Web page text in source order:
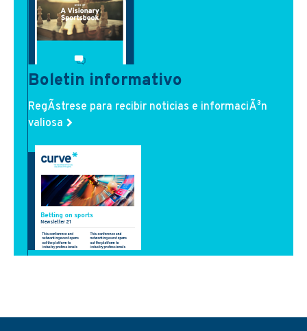
Boletin informativo
RegÃ­strese para recibir noticias e informaciÃ³n
valiosa